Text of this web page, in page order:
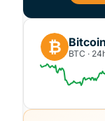
₿ Bitcoin
BTC ·